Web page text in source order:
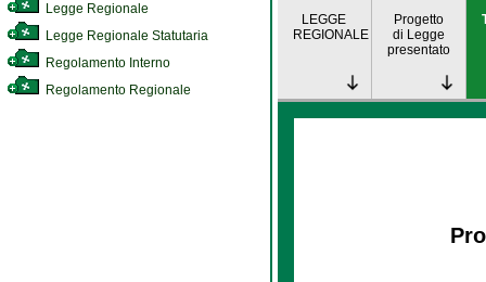
Legge Regionale
Legge Regionale Statutaria
Regolamento Interno
Regolamento Regionale
LEGGE
REGIONALE
Progetto
di Legge
presentato